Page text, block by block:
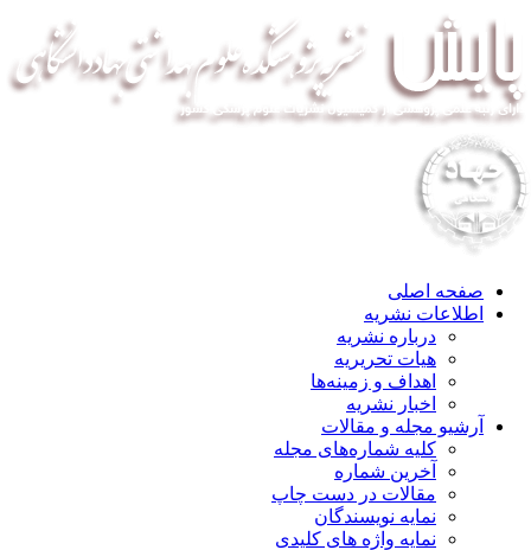
صفحه اصلی
اطلاعات نشریه
درباره نشریه
هیات تحریریه
اهداف و زمینه‌ها
اخبار نشریه
آرشیو مجله و مقالات
کلیه شماره‌های مجله
آخرین شماره
مقالات در دست چاپ
نمایه نویسندگان
نمایه واژه های کلیدی